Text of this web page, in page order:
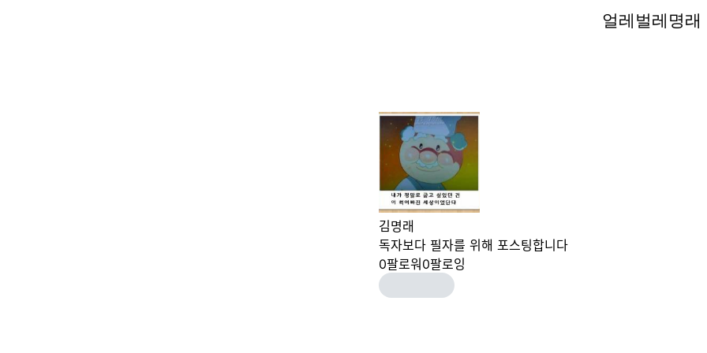
얼레벌레명
얼레벌레명
김명래
독자보다 필자를 위해 포스팅합니다
0팔로워 0팔로잉